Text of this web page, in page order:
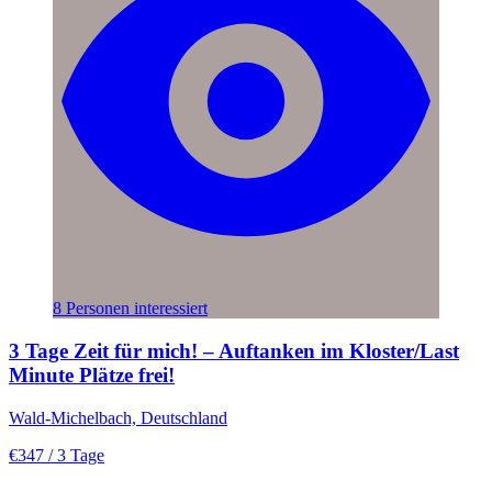
8 Personen interessiert
3 Tage Zeit für mich! – Auftanken im Kloster/Last
Minute Plätze frei!
Wald-Michelbach, Deutschland
€347 / 3 Tage